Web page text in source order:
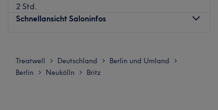
Expertise: Farbe, Nägel, Bärte.
Extras: Der Salon ist super mit den öffentlichen
2 Std.
Schnellansicht Saloninfos
Dienstag
09:30 – 19:00
Mittwoch
Treatwell > Deutschland > Berlin und Umland >
Berlin > Neukölln > Britz